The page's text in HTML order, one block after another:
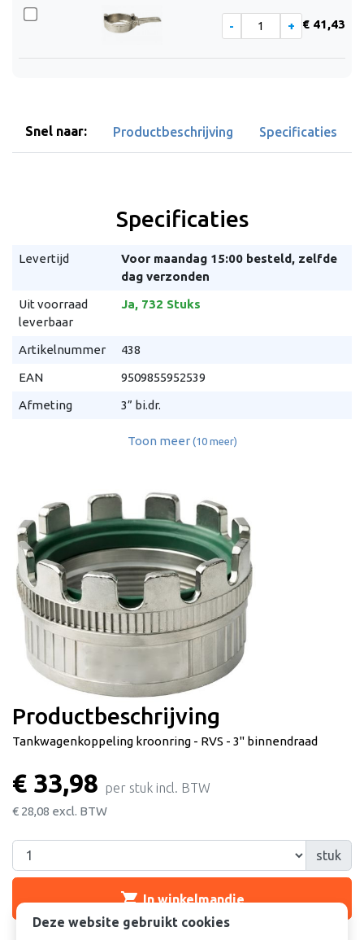
€ 41,43
Snel naar: Productbeschrijving Specificaties
Specificaties
Levertijd
Voor maandag 15:00 besteld, zelfde
dag verzonden
Uit voorraad
leverbaar
Ja, 732 Stuks
Artikelnummer
438
EAN
9509855952539
Afmeting
3” bi.dr.
Toon meer (10 meer)
Productbeschrijving
Tankwagenkoppeling kroonring - RVS - 3'' binnendraad
€ 33,98 per stuk incl. BTW
€ 28,08 excl. BTW
stuk
shopping_cart In winkelmandje
Deze website gebruikt cookies